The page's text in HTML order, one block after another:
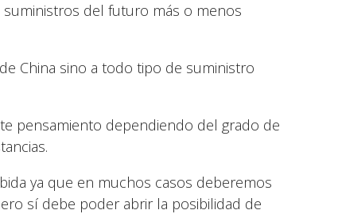
del futuro más o menos
China sino a todo tipo de suministro
pensamiento dependiendo del grado de
ya que en muchos casos deberemos
sí debe poder abrir la posibilidad de